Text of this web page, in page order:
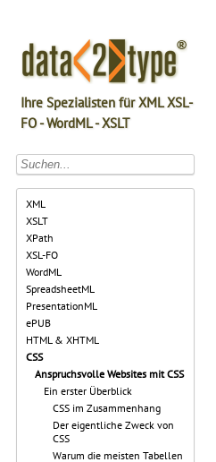
Ihre Spezialisten für XML XSL-
FO - WordML - XSLT
XML
XSLT
XPath
XSL-FO
WordML
SpreadsheetML
PresentationML
ePUB
HTML & XHTML
CSS
Anspruchsvolle Websites mit CSS
Ein erster Überblick
CSS im Zusammenhang
Der eigentliche Zweck von
CSS
Warum die meisten Tabellen